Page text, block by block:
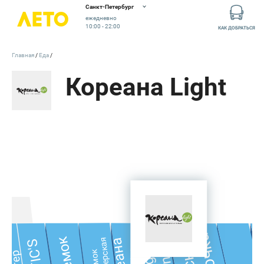
Санкт-Петербург
ежедневно
10:00 - 22:00
КАК ДОБРАТЬСЯ
Кореана Light
Главная Еда